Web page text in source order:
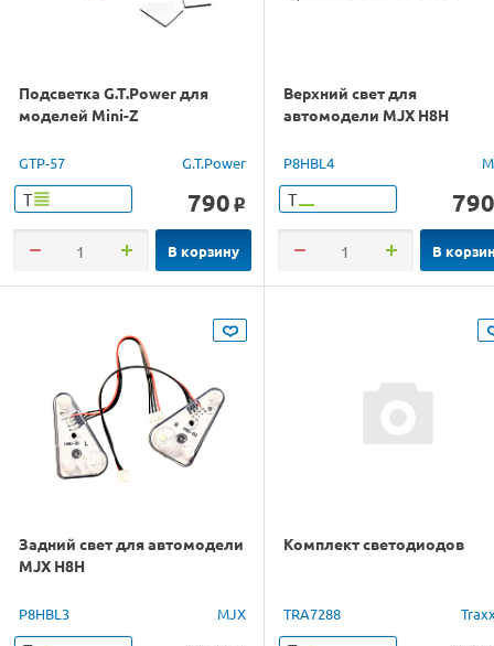
Подсветка G.T.Power для
моделей Mini-Z
GTP-57 G.T.Power
Т 790 o
В корзину
Верхний свет для
автомодели MJX H8H
P8HBL4
Т 790
В
Задний свет для автомодели
MJX H8H
P8HBL3 MJX
Комплект светодиодов
TRA7288